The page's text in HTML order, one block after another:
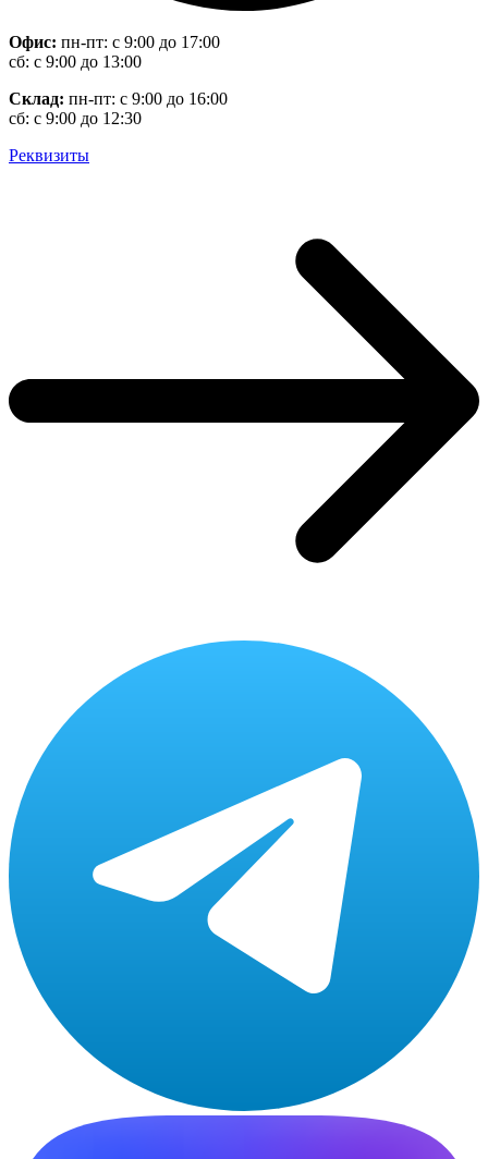
Офис: пн-пт: с 9:00 до 17:00
сб: с 9:00 до 13:00
Склад: пн-пт: с 9:00 до 16:00
сб: с 9:00 до 12:30
Реквизиты